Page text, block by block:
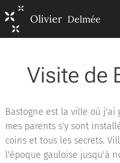
Olivier Delmée
Visite de
Bastogne est la ville où j'ai
mes parents s'y sont
coins et tous les secrets.
l'époque gauloise jusqu'à